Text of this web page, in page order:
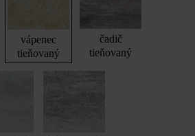
vápenec
tieňovaný
čadič
tieňovaný